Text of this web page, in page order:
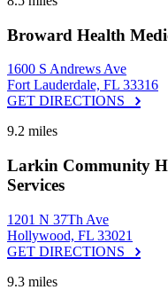
Broward Health
1600 S Andrews Ave
Fort Lauderdale, FL 33316
GET DIRECTIONS
9.2 miles
Larkin Community
Services
1201 N 37Th Ave
Hollywood, FL 33021
GET DIRECTIONS
9.3 miles